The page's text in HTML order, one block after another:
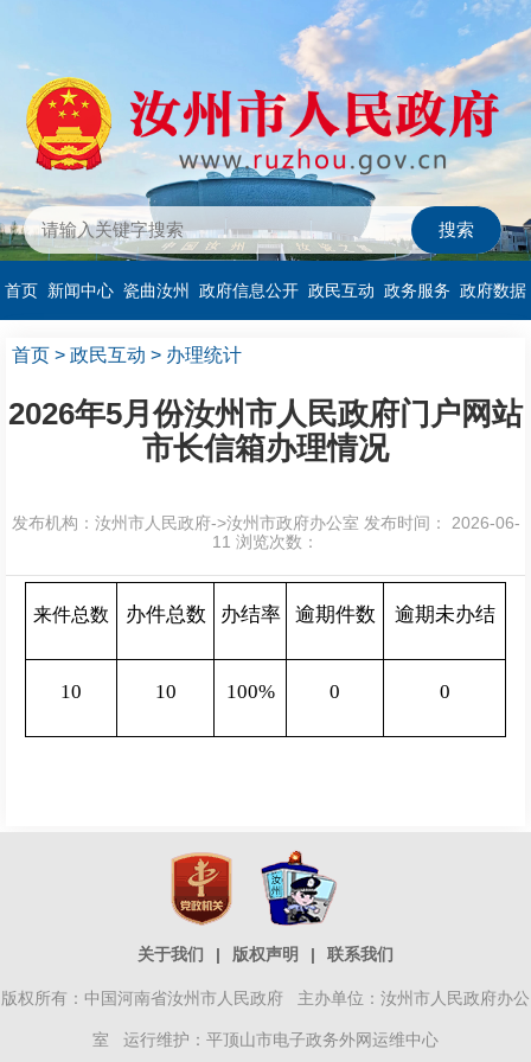
首页 新闻中心 瓷曲汝州 政府信息公开 政民互动 政务服务 政府数据
首页 > 政民互动 > 办理统计
2026年5月份汝州市人民政府门户网站
市长信箱办理情况
发布机构：汝州市人民政府->汝州市政府办公室 发布时间： 2026-06-
11 浏览次数：
来件总数 办件总数 办结率 逾期件数 逾期未办结
10 10 100% 0 0
关于我们 | 版权声明 | 联系我们
版权所有：中国河南省汝州市人民政府 主办单位：汝州市人民政府办公
室 运行维护：平顶山市电子政务外网运维中心